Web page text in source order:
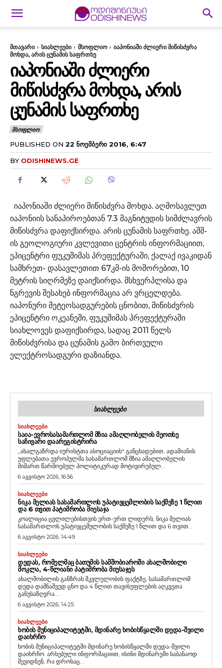
მთავარი სიახლეები მსოფლიო
იაპონიაში ძლიერი მიწისძვრა
მოხდა, არის ცუნამის საფრთხე
ᲘᲐᲞᲝᲜᲘᲐᲨᲘ ᲫᲚᲘᲔᲠᲘ
ᲛᲘᲬᲘᲡᲫᲕᲠᲐ ᲛᲝᲮᲓᲐ, ᲐᲠᲘᲡ
ᲪᲣᲜᲐᲛᲘᲡ ᲡᲐᲤᲠᲗᲮᲔ
ᲛᲡᲝᲤᲚᲘᲝ
PUBLISHED ON 22 ᲜᲝᲔᲛᲑᲔᲠᲘ 2016, 6:47
BY ODISHINEWS.GE
იაპონიაში ძლიერი მიწისძვრა მოხდა. აღმოსავლეთ
იაპონიის სანაპიროებთან 7.3 მაგნიტუდის სიმძლავრის
მიწისძვრა დაფიქსირდა. არის ცუნამის საფრთხე. აშშ-
ის გეოლოგიური კვლევითი ცენტრის ინფორმაციით,
ეპიცენტრი ფუკუშიმას პრეფექტურაში, ქალაქ ივაკიდან
სამხრეთ- დასავლეთით 67კმ-ის მოშორებით, 10
მეტრის სიღრმეზე დაიქსირდა. მსხვერპლისა და
ნგრევის შესახებ ინფორმაცია არ ვრცელდება.
იაპონური მეტეოსადგურების ცნობით, მიწისძვრის
ეპიცენტრი ოკეანეში, ფუკუშიმას პრეფექტურაში
სიახლოვეს დაფიქსირდა, სადაც 2011 წელს
მიწისძვრისა და ცუნამის გამო ბირთვული
ელექტროსადგური დაზიანდა.
ᲡᲘᲐᲮᲚᲔᲔᲑᲘ
ᲡᲘᲐᲮᲚᲔᲔᲑᲘ
ᲡᲐᲘᲐ-ᲔᲕᲠᲝᲡᲐᲡᲐᲛᲐᲠᲗᲚᲝᲛ ᲛᲖᲘᲐ ᲐᲛᲐᲦᲚᲝᲑᲔᲚᲘᲡ ᲛᲔᲝᲗᲮᲔ
ᲡᲐᲩᲘᲕᲐᲠᲘ ᲓᲐᲐᲠᲔᲒᲘᲡᲢᲠᲘᲠᲐ
„ახალგაზრდა იურისტთა ასოციაციის“ განცხადებით, ადამიანის
უფლებათა ევროპულმა სასამართლომ მზია ამაღლობელის
მიმართ წარმოებულ პოლიტიკურად მოტივირებულ...
6 აგვისტო 2026, 16:56
ᲡᲘᲐᲮᲚᲔᲔᲑᲘ
ᲜᲘᲙᲐ ᲛᲔᲚᲘᲐᲡ ᲡᲐᲡᲐᲛᲐᲠᲗᲚᲝᲡ ᲣᲞᲐᲢᲘᲕᲪᲔᲛᲚᲝᲑᲘᲡ ᲡᲐᲥᲛᲔᲖᲔ 1 ᲬᲚᲘᲗ
ᲓᲐ 6 ᲗᲕᲘᲗ ᲞᲐᲢᲘᲛᲠᲝᲑᲐ ᲛᲘᲔᲡᲐᲯᲐ
კოალიცია ცვლილებისთვის ერთ-ერთ ლიდერს, ნიკა მელიას
სასამართლოს უპატივცემულობის საქმეზე 1 წლით და 6 თვით...
6 აგვისტო 2026, 14:49
ᲡᲘᲐᲮᲚᲔᲔᲑᲘ
ᲓᲔᲓᲐᲡ, ᲠᲝᲛᲔᲚᲛᲐᲪ ᲑᲐᲗᲣᲛᲘᲡ ᲡᲐᲛᲨᲝᲑᲘᲐᲠᲝᲨᲘ ᲐᲮᲐᲚᲨᲝᲑᲘᲚᲘ
ᲛᲝᲙᲚᲐ, 4-ᲬᲚᲘᲐᲜᲘ ᲞᲐᲢᲘᲛᲠᲝᲑᲐ ᲛᲘᲣᲡᲐᲯᲔᲡ
ახალშობილის განზრახ მკვლელობის ფაქტზე, სასამართლომ
დედა დამნაშვედ ცნო და 4 წლით თავისუფლების აღკვეთა
განუსაზღვრა....
6 აგვისტო 2026, 14:25
ᲡᲘᲐᲮᲚᲔᲔᲑᲘ
ᲮᲝᲑᲘᲡ ᲛᲣᲜᲘᲪᲘᲞᲐᲚᲘᲢᲔᲢᲨᲘ, ᲛᲓᲘᲜᲐᲠᲔ ᲮᲝᲑᲘᲡᲬᲧᲐᲚᲨᲘ ᲓᲔᲓᲐ-ᲨᲕᲘᲚᲘ
ᲓᲐᲘᲮᲠᲩᲝ
ხობის მუნიციპალიტეტში მდინარე ხობისწყალში დედა-შვილი
დაიხრჩო. არსებული ინფორმაციით, ისინი მდინარეში საბანაოდ
შევიდნენ, რა დროსაც...